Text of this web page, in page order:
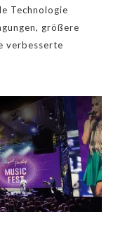
Technologie
größere
verbesserte